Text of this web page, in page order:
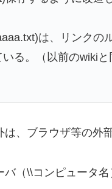
は、リンク
る。（以前のwikiと
は、ブラウザ等の外
バ（\\コンピュータ